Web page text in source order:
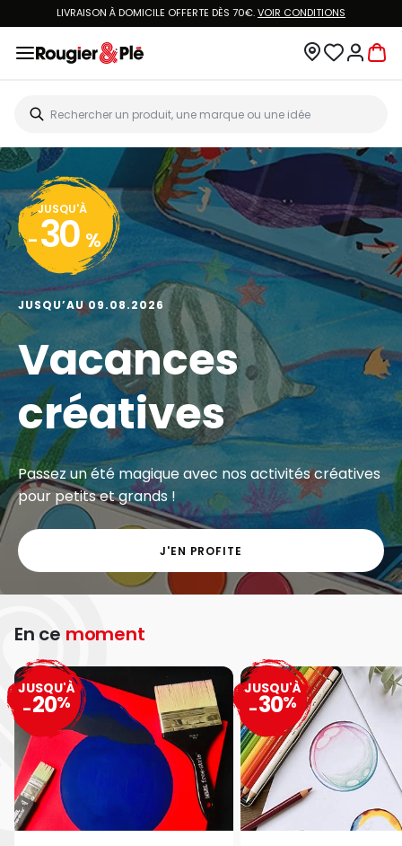
LIVRAISON À DOMICILE OFFERTE DÈS 70€.VOIR CONDITIONS
JUSQU'À
- 30 %
JUSQU’AU 09.08.2026
Vacances
créatives
Passez un été magique avec nos activités créatives
pour petits et grands !
J'EN PROFITE
En ce moment
JUSQU'À
-20%
JUSQU'À
-30%